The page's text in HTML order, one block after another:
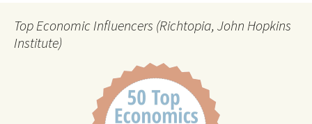
Top Economic Influencers (Richtopia, John Hopkins
Institute)